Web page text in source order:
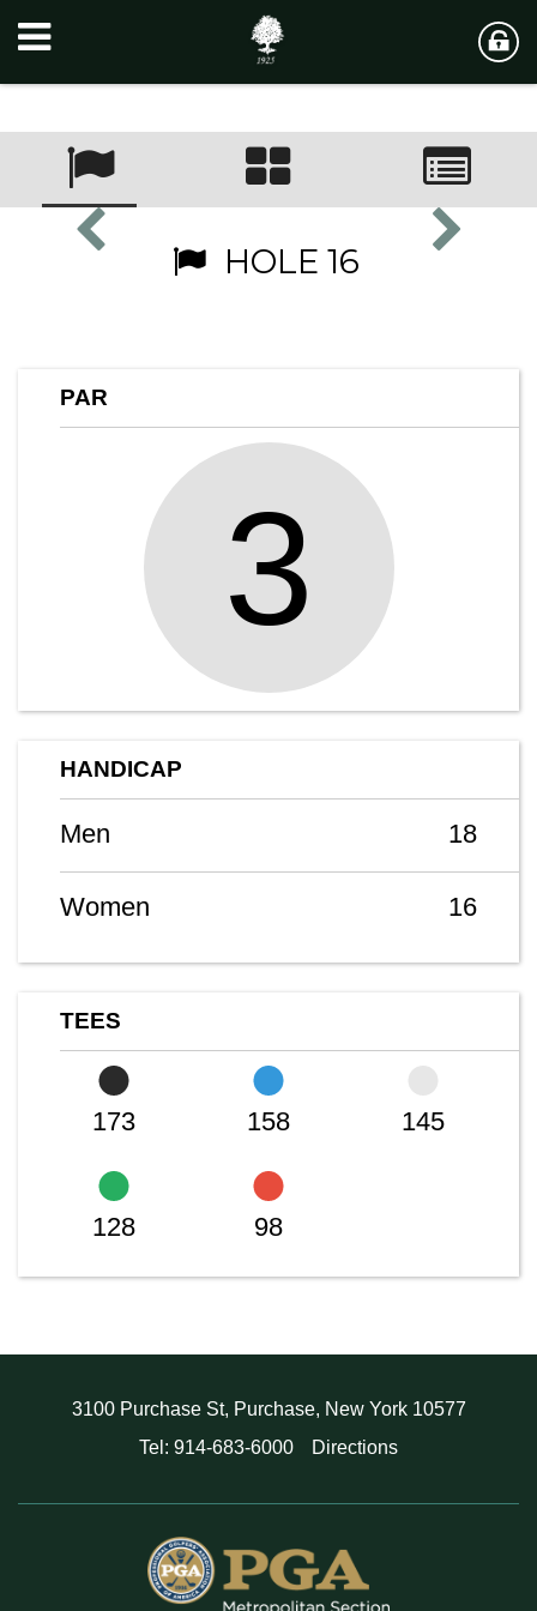
HOLE 16
PAR
3
HANDICAP
Men 18
Women 16
TEES
173 158 145
128 98
3100 Purchase St, Purchase, New York 10577
Tel: 914-683-6000
Directions